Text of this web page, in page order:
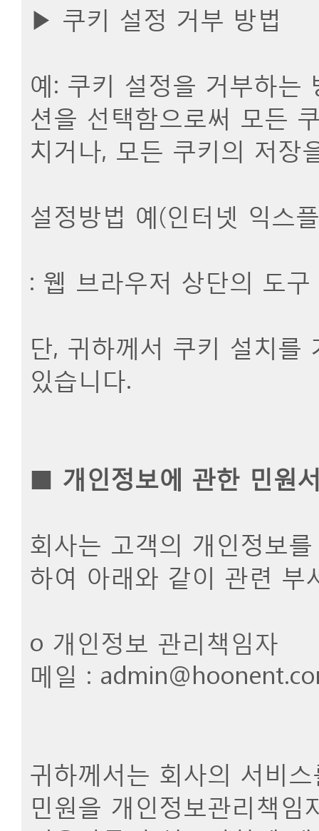
▶ 쿠키 설정 거부 방법
예: 쿠키 설정을 거부하는
션을 선택함으로써 모든
치거나, 모든 쿠키의 저장
설정방법 예(인터넷 익스
: 웹 브라우저 상단의 도
단, 귀하께서 쿠키 설치를
있습니다.
■ 개인정보에 관한 민원
회사는 고객의 개인정보
하여 아래와 같이 관련 부
ο 개인정보 관리책임자
메일 :
귀하께서는 회사의 서비
민원을 개인정보관리책